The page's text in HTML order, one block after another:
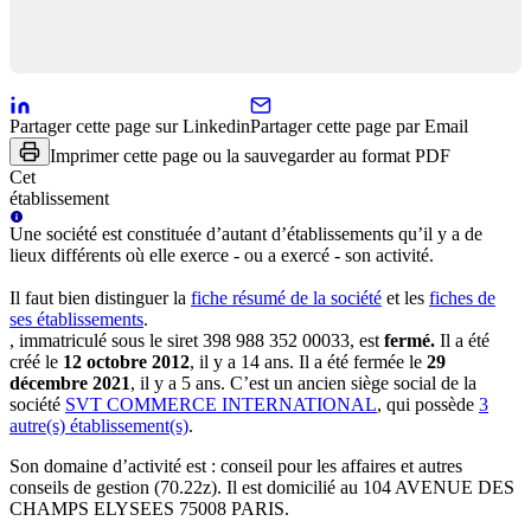
Partager cette page sur LinkedinPartager cette page par Email
Imprimer cette page ou la sauvegarder au format PDF
Cet
établissement
Une société est constituée d’autant d’établissements qu’il y a de
lieux différents où elle exerce - ou a exercé - son activité.
Il faut bien distinguer la fiche résumé de la société et les fiches de
ses établissements.
, immatriculé sous le siret 398 988 352 00033, est fermé. Il a été
créé le 12 octobre 2012, il y a 14 ans. Il a été fermée le 29
décembre 2021, il y a 5 ans. C’est un ancien siège social de la
société SVT COMMERCE INTERNATIONAL, qui possède 3
autre(s) établissement(s).
Son domaine d’activité est : conseil pour les affaires et autres
conseils de gestion (70.22z). Il est domicilié au 104 AVENUE DES
CHAMPS ELYSEES 75008 PARIS.